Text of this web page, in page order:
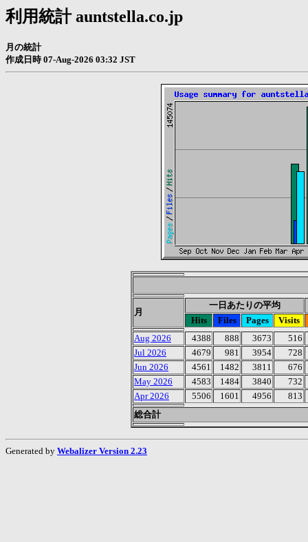
利用統計 auntstella.co.jp
月の統計
作成日時 07-Aug-2026 03:32 JST
月
一日あたりの平均
Hits
Files Pages
Visits
Aug 2026
4388 888 3673
516
Jul 2026
4679 981 3954
728
Jun 2026
4561 1482 3811
676
May 2026
4583 1484 3840
732
Apr 2026
5506 1601 4956
813
総合計
Generated by Webalizer Version 2.23